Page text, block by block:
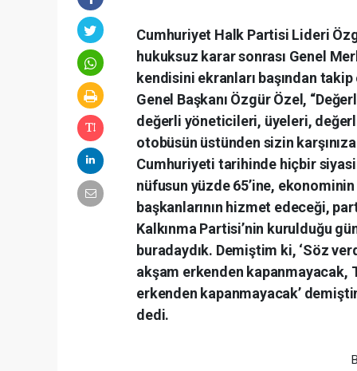
Cumhuriyet Halk Partisi Lideri
hukuksuz karar sonrası Genel
kendisini ekranları başından
Genel Başkanı Özgür Özel,
değerli yöneticileri, üyeleri,
otobüsün üstünden sizin
Cumhuriyeti tarihinde hiçbir
nüfusun yüzde 65’ine,
başkanlarının hizmet edeceği,
Kalkınma Partisi’nin kurulduğu
buradaydık. Demiştim ki, ‘Söz
akşam erkenden kapanmayacak,
erkenden kapanmayacak’
dedi.